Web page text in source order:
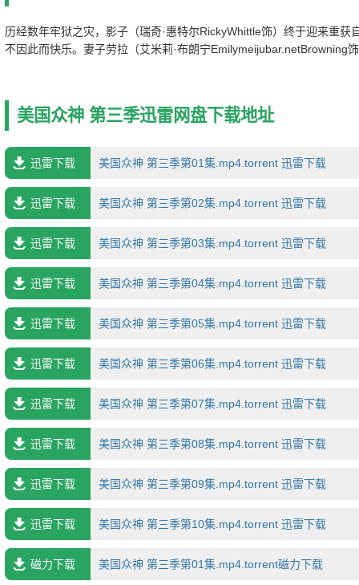
历经数年牢狱之灾，影子（瑞奇·惠特尔RickyWhittle饰）终于迎来重获
不因此而快乐。妻子劳拉（艾米莉·布朗宁Emilymeijubar.netBrowning
发展，古老的神祇渐渐被人遗忘，而以手枪、毒品、娱乐为代表的新神
用其极想将旧神驱逐，而奥丁作为旧神的代表则四处寻找伙伴，对抗新
美国众神 第三季迅雷网盘下载地址
迅雷下载 美国众神 第三季第01集.mp4.torrent 迅雷下载
迅雷下载 美国众神 第三季第02集.mp4.torrent 迅雷下载
迅雷下载 美国众神 第三季第03集.mp4.torrent 迅雷下载
迅雷下载 美国众神 第三季第04集.mp4.torrent 迅雷下载
迅雷下载 美国众神 第三季第05集.mp4.torrent 迅雷下载
迅雷下载 美国众神 第三季第06集.mp4.torrent 迅雷下载
迅雷下载 美国众神 第三季第07集.mp4.torrent 迅雷下载
迅雷下载 美国众神 第三季第08集.mp4.torrent 迅雷下载
迅雷下载 美国众神 第三季第09集.mp4.torrent 迅雷下载
迅雷下载 美国众神 第三季第10集.mp4.torrent 迅雷下载
磁力下载 美国众神 第三季第01集.mp4.torrent磁力下载